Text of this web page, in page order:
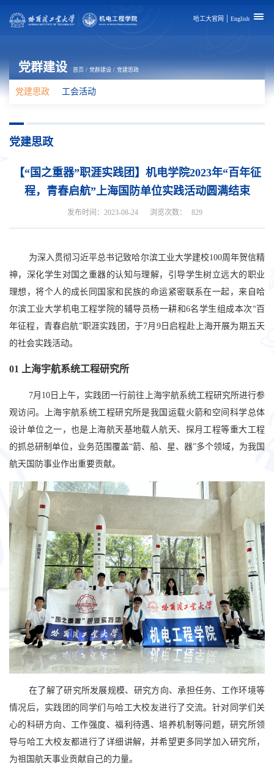
哈工大官网 English
党群建设 首页 / 党群建设 / 党建思政
党建思政 工会活动
党建思政
【“国之重器”职涯实践团】机电学院2023年“百年征
程，青春启航”上海国防单位实践活动圆满结束
发布时间：2023-08-24 浏览次数： 829
为深入贯彻习近平总书记致哈尔滨工业大学建校100周年贺信精
神，深化学生对国之重器的认知与理解，引导学生树立远大的职业
理想，将个人的成长同国家和民族的命运紧密联系在一起，来自哈
尔滨工业大学机电工程学院的辅导员杨一耕和6名学生组成本次“百
年征程，青春启航”职涯实践团，于7月9日启程赴上海开展为期五天
的社会实践活动。
01 上海宇航系统工程研究所
7月10日上午，实践团一行前往上海宇航系统工程研究所进行参
观访问。上海宇航系统工程研究所是我国运载火箭和空间科学总体
设计单位之一，也是上海航天基地载人航天、探月工程等重大工程
的抓总研制单位，业务范围覆盖“箭、船、星、器”多个领域，为我国
航天国防事业作出重要贡献。
在了解了研究所发展规模、研究方向、承担任务、工作环境等
情况后，实践团的同学们与哈工大校友进行了交流。针对同学们关
心的科研方向、工作强度、福利待遇、培养机制等问题，研究所领
导与哈工大校友都进行了详细讲解，并希望更多同学加入研究所，
为祖国航天事业贡献自己的力量。